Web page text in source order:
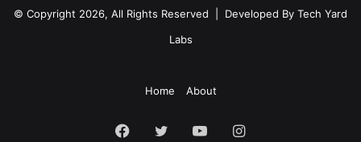
© Copyright 2026, All Rights Reserved | Developed By Tech Yard
Labs
Home About
Facebook
Twitter YouTubeInstagram